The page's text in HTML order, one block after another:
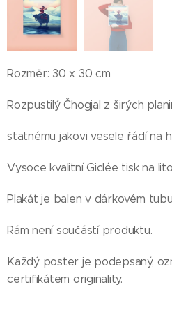
Rozměr: 30 x 30 cm
Rozpustilý Čhogjal z širých
statnému jakovi vesele řádí na
Vysoce kvalitní Giclée tisk na
Plakát je balen v dárkovém
Rám není součástí produktu.
Každý poster je podepsaný,
certifikátem originality.